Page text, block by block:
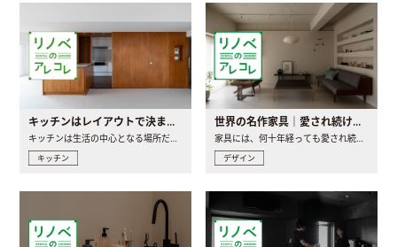
キッチンはレイアウトで決まる。後悔しないための考え方と選び方
キッチン
世界の名作家具｜愛され続ける理由と一生モノとの出会い方
デザイン